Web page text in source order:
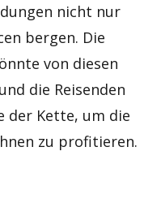
nicht nur
bergen. Die
von diesen
die Reisenden
der Kette, um die
zu profitieren.